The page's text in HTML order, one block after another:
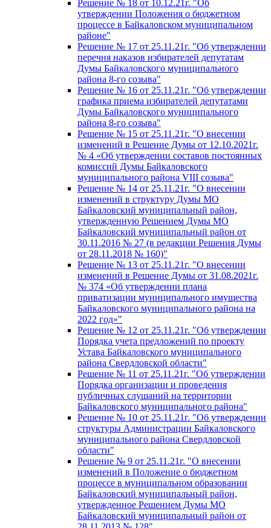
Решение № 18 от 10.12.21г. "Об
утверждении Положения о бюджетном
процессе в Байкаловском муниципальном
районе"
Решение № 17 от 25.11.21г. "Об утверждении
перечня наказов избирателей депутатам
Думы Байкаловского муниципального
района 8-го созыва"
Решение № 16 от 25.11.21г. "Об утверждении
графика приема избирателей депутатами
Думы Байкаловского муниципального
района 8-го созыва"
Решение № 15 от 25.11.21г. "О внесении
изменений в Решение Думы от 12.10.2021г.
№ 4 «Об утверждении составов постоянных
комиссий Думы Байкаловского
муниципального района VIII созыва"
Решение № 14 от 25.11.21г. "О внесении
изменений в структуру Думы МО
Байкаловский муниципальный район,
утвержденную Решением Думы МО
Байкаловский муниципальный район от
30.11.2016 № 27 (в редакции Решения Думы
от 28.11.2018 № 160)"
Решение № 13 от 25.11.21г. "О внесении
изменений в Решение Думы от 31.08.2021г.
№ 374 «Об утверждении плана
приватизации муниципального имущества
Байкаловского муниципального района на
2022 год»"
Решение № 12 от 25.11.21г. "Об утверждении
Порядка учета предложений по проекту
Устава Байкаловского муниципального
района Свердловской области"
Решение № 11 от 25.11.21г. "Об утверждении
Порядка организации и проведения
публичных слушаний на территории
Байкаловского муниципального района"
Решение № 10 от 25.11.21г. "Об утверждении
структуры Администрации Байкаловского
муниципального района Свердловской
области"
Решение № 9 от 25.11.21г. "О внесении
изменений в Положение о бюджетном
процессе в муниципальном образовании
Байкаловский муниципальный район,
утвержденное Решением Думы МО
Байкаловский муниципальный район от